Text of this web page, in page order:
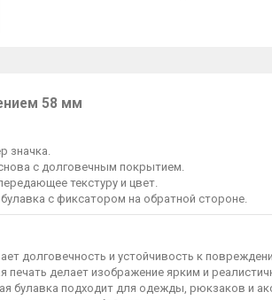
58 мм
значка.
с долговечным покрытием.
текстуру и цвет.
с фиксатором на обратной стороне.
долговечность и устойчивость к
печать делает изображение ярким и
булавка подходит для одежды, рюкзаков и